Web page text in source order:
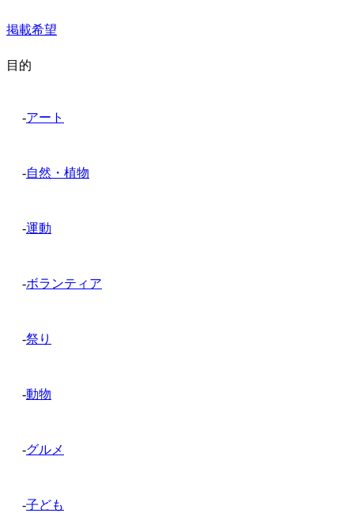
掲載希望
目的
-アート
-自然・植物
-運動
-ボランティア
-祭り
-動物
-グルメ
-子ども